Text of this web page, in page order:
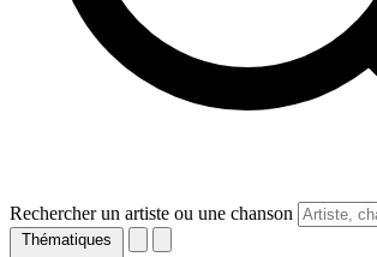
Rechercher un artiste ou une chanson
Thématiques